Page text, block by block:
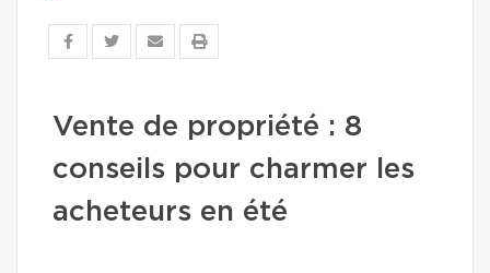
Vente de propriété : 8
conseils pour charmer les
acheteurs en été